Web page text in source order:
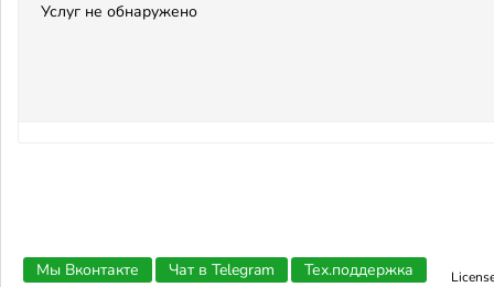
Услуг не обнаружено
Мы Вконтакте Чат в Telegram Тех.поддержка